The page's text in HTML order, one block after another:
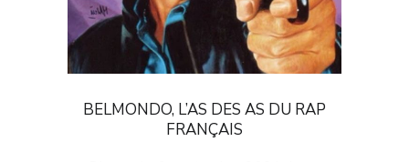
BELMONDO, L’AS DES AS DU RAP
FRANÇAIS